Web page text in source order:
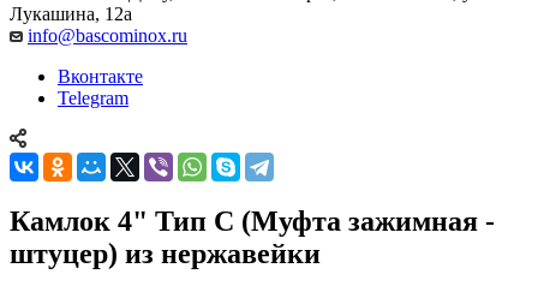
Лукашина, 12а
info@bascominox.ru
Вконтакте
Telegram
Камлок 4" Тип С (Муфта зажимная -
штуцер) из нержавейки